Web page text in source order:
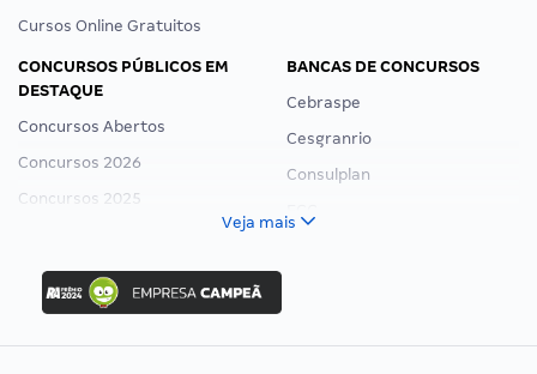
Cursos Online Gratuitos
CONCURSOS PÚBLICOS EM
DESTAQUE
Concursos Abertos
Concursos 2026
Concursos 2025
Concurso Nacional Unificado
Concurso Ibama
Concurso MPU
Editais publicados
BANCAS DE CONCURSOS
Cebraspe
Cesgranrio
Consulplan
Veja mais